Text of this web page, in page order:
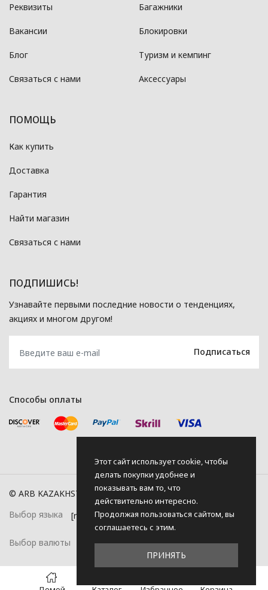
Реквизиты
Вакансии
Блог
Связаться с нами
Багажники
Блокировки
Туризм и кемпинг
Аксессуары
ПОМОЩЬ
Как купить
Доставка
Гарантия
Найти магазин
Связаться с нами
ПОДПИШИСЬ!
Узнавайте первыми последние новости о тенденциях,
акциях и многом другом!
Способы оплаты
© ARB KAZAKHSTAN, 2026
Выбор языка
Выбор валюты
Этот сайт использует cookie, чтобы
делать покупки удобнее и
показывать вам то, что
действительно интересно.
Продолжая пользоваться сайтом, вы
соглашаетесь с этим.
ПРИНЯТЬ